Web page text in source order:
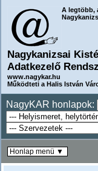
A legtöbb,
Nagykanizsai
Adatkezelő
www.nagykar.hu
Működteti a Halis István
NagyKAR honlapok:
Honlap menü ▼